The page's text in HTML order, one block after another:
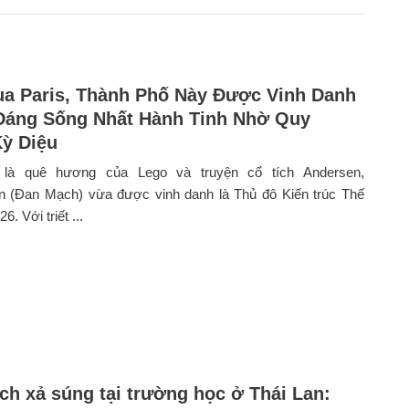
Paris, Thành Phố Này Được Vinh Danh
Sống Nhất Hành Tinh Nhờ Quy
Diệu
là quê hương của Lego và truyện cổ tích Andersen,
(Đan Mạch) vừa được vinh danh là Thủ đô Kiến trúc Thế
Với triết ...
xả súng tại trường học ở Thái Lan: